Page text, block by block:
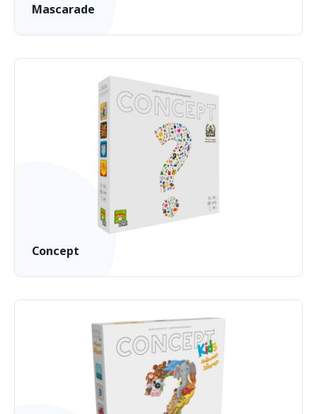
Mascarade
Concept